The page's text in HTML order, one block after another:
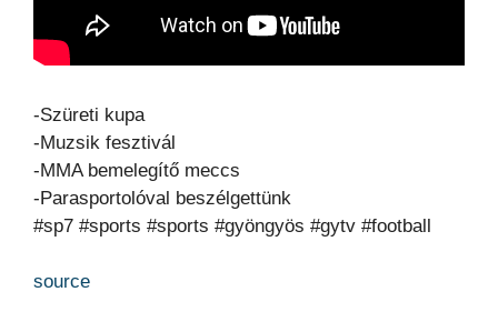
-Szüreti kupa
-Muzsik fesztivál
-MMA bemelegítő meccs
-Parasportolóval beszélgettünk
#sp7 #sports #sports #gyöngyös #gytv #football
source